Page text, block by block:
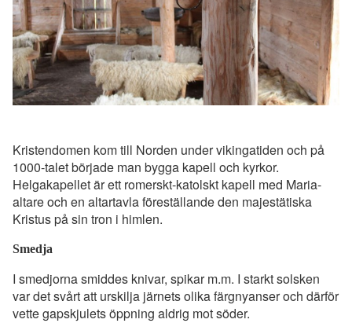
Kristendomen kom till Norden under vikingatiden och på
1000-talet började man bygga kapell och kyrkor.
Helgakapellet är ett romerskt-katolskt kapell med Maria-
altare och en altartavla föreställande den majestätiska
Kristus på sin tron i himlen.
Smedja
I smedjorna smiddes knivar, spikar m.m. I starkt solsken
var det svårt att urskilja järnets olika färgnyanser och därför
vette gapskjulets öppning aldrig mot söder.